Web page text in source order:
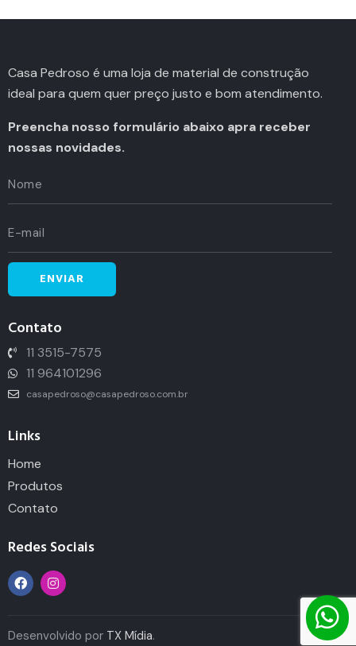
Casa Pedroso é uma loja de material de construção
ideal para quem quer preço justo e bom atendimento.
Preencha nosso formulário abaixo apra receber
nossas novidades.
Contato
11 3515-7575
11 964101296
casapedroso@casapedroso.com.br
Links
Home
Produtos
Contato
Redes Sociais
Desenvolvido por TX Mídia.